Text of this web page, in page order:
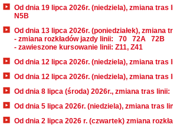
Od dnia 19 lipca 2026r. (niedziela), zmiana tras
N5B
Od dnia 13 lipca 2026r. (poniedziałek), zmiana
- zmiana rozkładów jazdy linii:
70 72A
72B
- zawieszone kursowanie linii: Z11, Z41
Od dnia 12 lipca 2026r. (niedziela), zmiana tras
Od dnia 12 lipca 2026r. (niedziela), zmiana tras
Od dnia 8 lipca (środa) 2026r., zmiana tras linii:
Od dnia 5 lipca 2026r. (niedziela), zmiana tras
Od dnia 2 lipca 2026 r. (czwartek) zmiana